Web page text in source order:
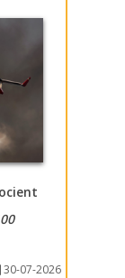
30-07-2026